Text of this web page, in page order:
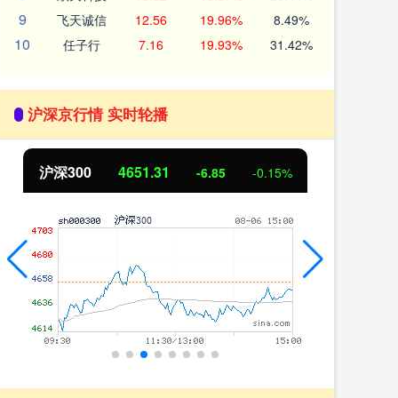
9 飞天诚信 12.56 19.96% 8.49%
10 任子行 7.16 19.93% 31.42%
沪深京行情 实时轮播
北证50 1122.88 3.42 0.30%